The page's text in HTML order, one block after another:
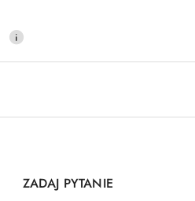
ZADAJ PYTANIE